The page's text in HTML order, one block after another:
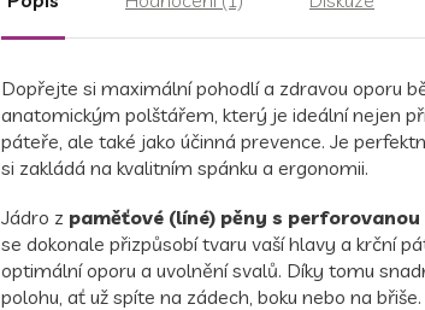
Dopřejte si maximální pohodlí a zdravou oporu
anatomickým polštářem, který je ideální nejen
páteře, ale také jako účinná prevence. Je
si zakládá na kvalitním spánku a ergonomii.
Jádro z paměťové (líné) pěny s
se dokonale přizpůsobí tvaru vaší hlavy a krční
optimální oporu a uvolnění svalů. Díky tomu
polohu, ať už spíte na zádech, boku nebo na břiše.